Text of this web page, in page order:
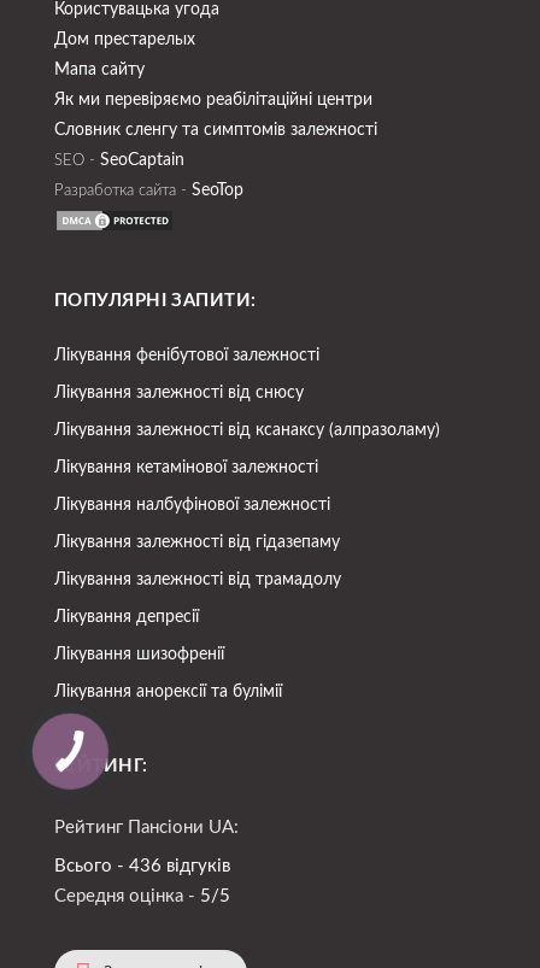
Користувацька угода
Дом престарелых
Мапа сайту
Як ми перевіряємо реабілітаційні центри
Словник сленгу та симптомів залежності
SEO - SeoСaptain
Разработка сайта - SeoTop
ПОПУЛЯРНІ ЗАПИТИ:
Лікування фенібутової залежності
Лікування залежності від снюсу
Лікування залежності від ксанаксу (алпразоламу)
Лікування кетамінової залежності
Лікування налбуфінової залежності
Лікування залежності від гідазепаму
Лікування залежності від трамадолу
Лікування депресії
Лікування шизофренії
Лікування анорексії та булімії
РЕЙТИНГ:
Рейтинг Пансіони UA:
Всього - 436 відгуків
Середня оцінка - 5/5